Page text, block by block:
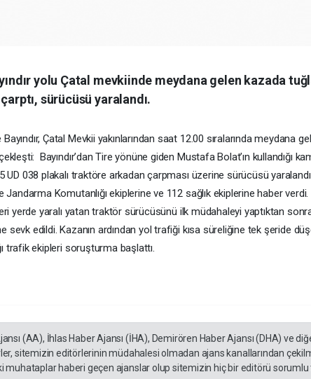
yolu Çatal mevkiinde meydana gelen kazada
sürücüsü yaralandı.
Çatal Mevkii yakınlarından saat 12.00 sıralarında meydana
Bayındır’dan Tire yönüne giden Mustafa Bolat’ın kullandığı
UD 038 plakalı traktöre arkadan çarpması üzerine sürücüsü
Jandarma Komutanlığı ekiplerine ve 112 sağlık ekiplerine haber
yerde yaralı yatan traktör sürücüsünü ilk müdahaleyi yaptıktan
sevk edildi. Kazanın ardından yol trafiği kısa süreliğine tek şeride
trafik ekipleri soruşturma başlattı.
(AA), İhlas Haber Ajansı (İHA), Demirören Haber Ajansı (DHA) ve
sitemizin editörlerinin müdahalesi olmadan ajans kanallarından
muhataplar haberi geçen ajanslar olup sitemizin hiç bir editörü sorumlu